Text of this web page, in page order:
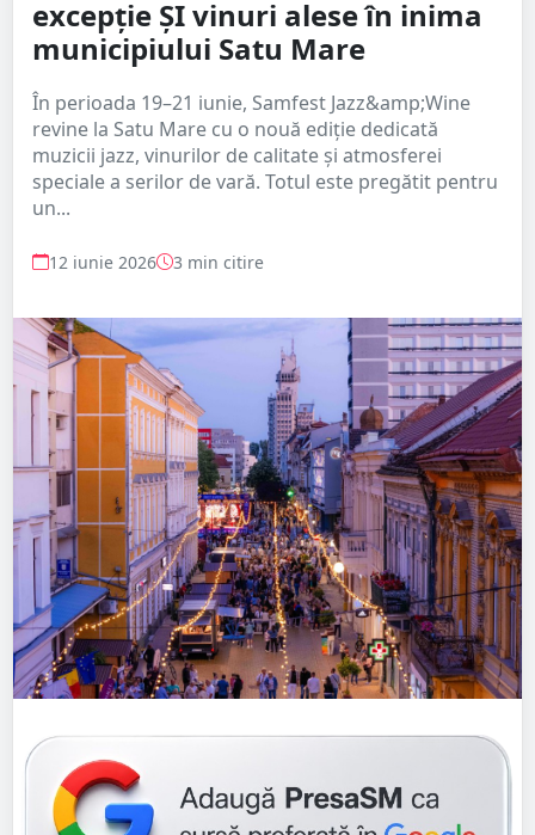
excepție ȘI vinuri alese în inima
municipiului Satu Mare
În perioada 19–21 iunie, Samfest Jazz&amp;Wine
revine la Satu Mare cu o nouă ediție dedicată
muzicii jazz, vinurilor de calitate și atmosferei
speciale a serilor de vară. Totul este pregătit pentru
un...
12 iunie 2026 3 min citire